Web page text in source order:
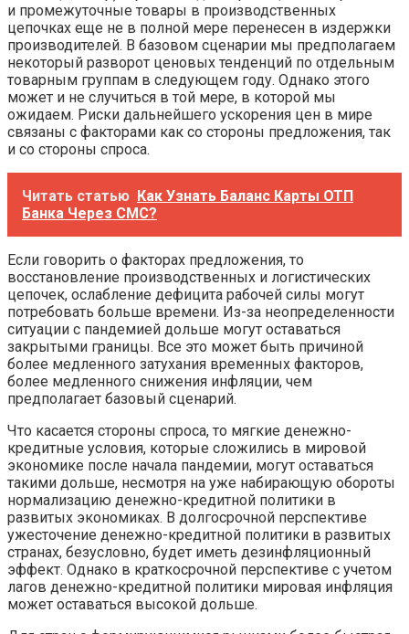
и промежуточные товары в производственных
цепочках еще не в полной мере перенесен в издержки
производителей. В базовом сценарии мы предполагаем
некоторый разворот ценовых тенденций по отдельным
товарным группам в следующем году. Однако этого
может и не случиться в той мере, в которой мы
ожидаем. Риски дальнейшего ускорения цен в мире
связаны с факторами как со стороны предложения, так
и со стороны спроса.
Читать статью Как Узнать Баланс Карты ОТП
Банка Через СМС?
Если говорить о факторах предложения, то
восстановление производственных и логистических
цепочек, ослабление дефицита рабочей силы могут
потребовать больше времени. Из-за неопределенности
ситуации с пандемией дольше могут оставаться
закрытыми границы. Все это может быть причиной
более медленного затухания временных факторов,
более медленного снижения инфляции, чем
предполагает базовый сценарий.
Что касается стороны спроса, то мягкие денежно-
кредитные условия, которые сложились в мировой
экономике после начала пандемии, могут оставаться
такими дольше, несмотря на уже набирающую обороты
нормализацию денежно-кредитной политики в
развитых экономиках. В долгосрочной перспективе
ужесточение денежно-кредитной политики в развитых
странах, безусловно, будет иметь дезинфляционный
эффект. Однако в краткосрочной перспективе с учетом
лагов денежно-кредитной политики мировая инфляция
может оставаться высокой дольше.